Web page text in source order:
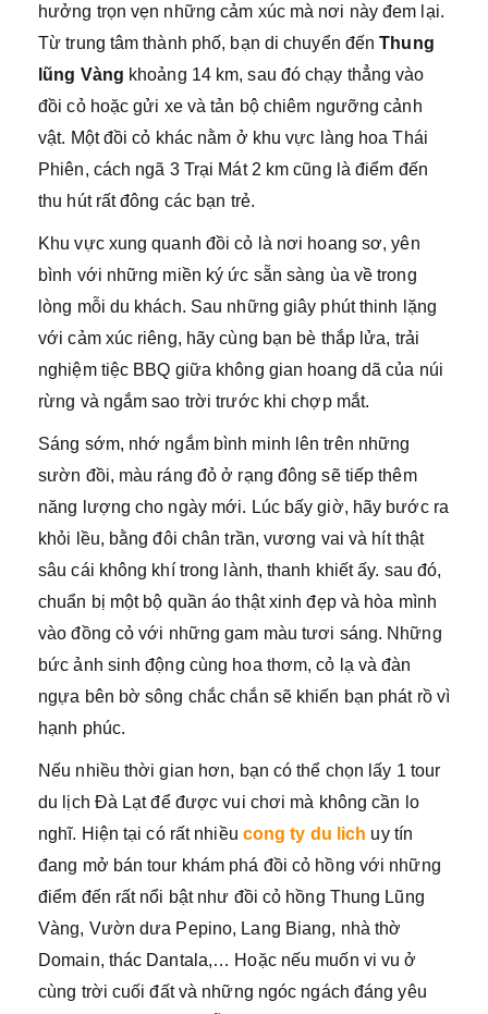
hưởng trọn vẹn những cảm xúc mà nơi này đem lại.
Từ trung tâm thành phố, bạn di chuyển đếnThung
lũng Vàng khoảng 14 km, sau đó chạy thẳng vào
đồi cỏ hoặc gửi xe và tản bộ chiêm ngưỡng cảnh
vật. Một đồi cỏ khác nằm ở khu vực làng hoa Thái
Phiên, cách ngã 3 Trại Mát 2 km cũng là điểm đến
thu hút rất đông các bạn trẻ.
Khu vực xung quanh đồi cỏ là nơi hoang sơ, yên
bình với những miền ký ức sẵn sàng ùa về trong
lòng mỗi du khách. Sau những giây phút thinh lặng
với cảm xúc riêng, hãy cùng bạn bè thắp lửa, trải
nghiệm tiệc BBQ giữa không gian hoang dã của núi
rừng và ngắm sao trời trước khi chợp mắt.
Sáng sớm, nhớ ngắm bình minh lên trên những
sườn đồi, màu ráng đỏ ở rạng đông sẽ tiếp thêm
năng lượng cho ngày mới. Lúc bấy giờ, hãy bước ra
khỏi lều, bằng đôi chân trần, vương vai và hít thật
sâu cái không khí trong lành, thanh khiết ấy. sau đó,
chuẩn bị một bộ quần áo thật xinh đẹp và hòa mình
vào đồng cỏ với những gam màu tươi sáng. Những
bức ảnh sinh động cùng hoa thơm, cỏ lạ và đàn
ngựa bên bờ sông chắc chắn sẽ khiến bạn phát rồ vì
hạnh phúc.
Nếu nhiều thời gian hơn, bạn có thể chọn lấy 1 tour
du lịch Đà Lạt để được vui chơi mà không cần lo
nghĩ. Hiện tại có rất nhiều cong ty du lich uy tín
đang mở bán tour khám phá đồi cỏ hồng với những
điểm đến rất nổi bật như đồi cỏ hồng Thung Lũng
Vàng, Vườn dưa Pepino, Lang Biang, nhà thờ
Domain, thác Dantala,… Hoặc nếu muốn vi vu ở
cùng trời cuối đất và những ngóc ngách đáng yêu